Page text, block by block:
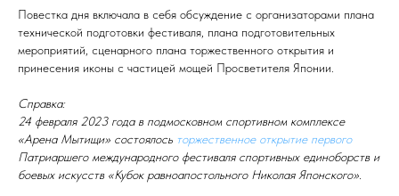
Повестка дня включала в себя обсуждение с организаторами плана
технической подготовки фестиваля, плана подготовительных
мероприятий, сценарного плана торжественного открытия и
принесения иконы с частицей мощей Просветителя Японии.
Справка:
24 февраля 2023 года в подмосковном спортивном комплексе
«Арена Мытищи» состоялось торжественное открытие первого
Патриаршего международного фестиваля спортивных единоборств и
боевых искусств «Кубок равноапостольного Николая Японского».